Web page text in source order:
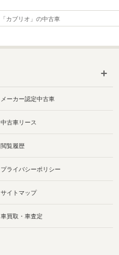
「カブリオ」の中古車
メーカー認定中古車
中古車リース
閲覧履歴
プライバシーポリシー
サイトマップ
車買取・車査定